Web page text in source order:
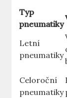
Typ
pneumatiky
Letní
pneumatiky
Celoroční
pneumatiky